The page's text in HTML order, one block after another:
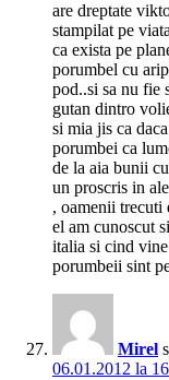
are dreptate
stampilat pe
ca exista pe
porumbel cu
pod..si sa nu fie
gutan dintro
si mia jis ca
porumbei ca
de la aia bunii
un proscris in
, oamenii
el am cunoscut
italia si cind vine
porumbeii sint
Mirel
06.01.2012 la